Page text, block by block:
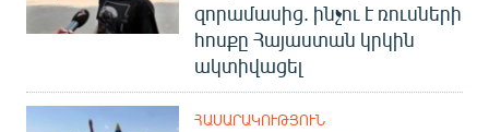
զորամասից. ինչու է ռուսների
հոսքը Հայաստան կրկին
ակտիվացել
ՀԱՍԱՐԱԿՈՒԹՅՈՒՆ